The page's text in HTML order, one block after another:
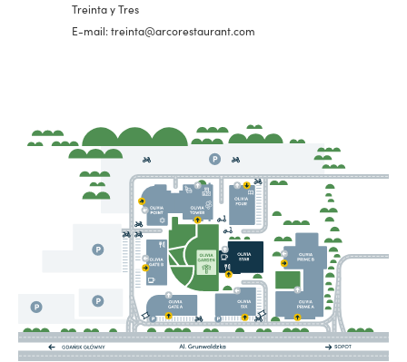
Treinta y Tres
E-mail: treinta@arcorestaurant.com